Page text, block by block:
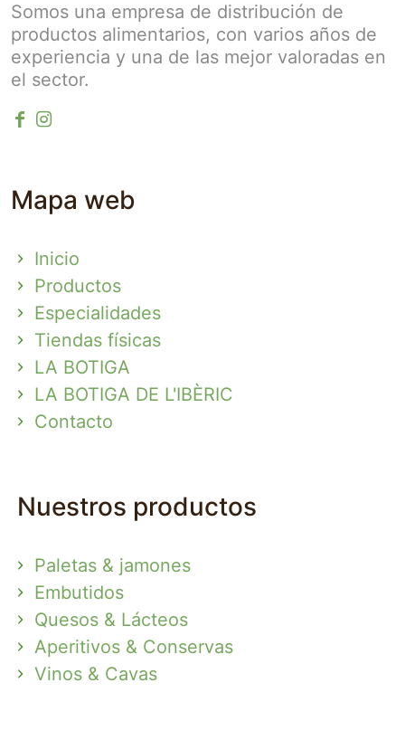
Somos una empresa de distribución de
productos alimentarios, con varios años de
experiencia y una de las mejor valoradas en
el sector.
Mapa web
Inicio
Productos
Especialidades
Tiendas físicas
LA BOTIGA
LA BOTIGA DE L'IBÈRIC
Contacto
Nuestros productos
Paletas & jamones
Embutidos
Quesos & Lácteos
Aperitivos & Conservas
Vinos & Cavas